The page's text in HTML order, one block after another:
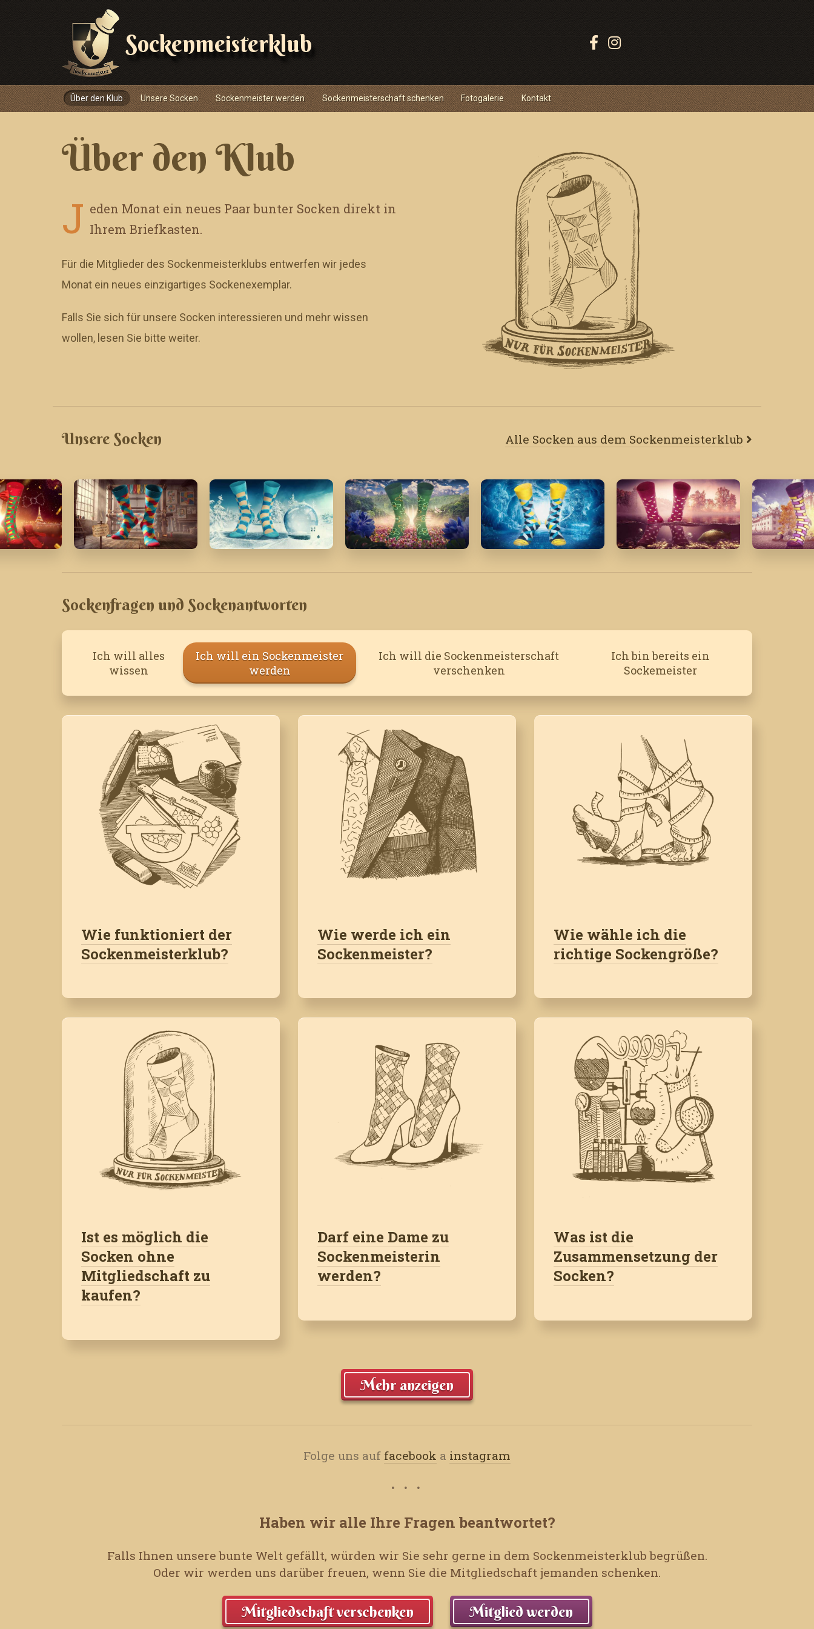
Sockenmeisterklub
Sledujte
Navigace
Über den Klub Unsere Socken Sockenmeister werden Sockenmeisterschaft schenken Fotogalerie Kontakt
Über den Klub
J eden Monat ein neues Paar bunter Socken direkt in
Ihrem Briefkasten.
Für die Mitglieder des Sockenmeisterklubs entwerfen wir jedes
Monat ein neues einzigartiges Sockenexemplar.
Falls Sie sich für unsere Socken interessieren und mehr wissen
wollen, lesen Sie bitte weiter.
Unsere Socken Alle Socken aus dem Sockenmeisterklub
Sockenfragen und Sockenantworten
Ich will alles
wissen
Ich will ein Sockenmeister
werden
Ich will die Sockenmeisterschaft
verschenken
Ich bin bereits ein
Sockemeister
Wie funktioniert der
Sockenmeisterklub?
Wie werde ich ein
Sockenmeister?
Wie wähle ich die
richtige Sockengröße?
Ist es möglich die
Socken ohne
Mitgliedschaft zu
kaufen?
Darf eine Dame zu
Sockenmeisterin
werden?
Was ist die
Zusammensetzung der
Socken?
Mehr anzeigen
Folge uns auf facebook a instagram
Haben wir alle Ihre Fragen beantwortet?
Falls Ihnen unsere bunte Welt gefällt, würden wir Sie sehr gerne in dem Sockenmeisterklub begrüßen.
Oder wir werden uns darüber freuen, wenn Sie die Mitgliedschaft jemanden schenken.
Mitgliedschaft verschenken Mitglied werden